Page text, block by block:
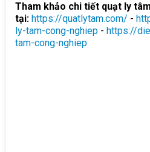
Tham khảo chi tiết quạt ly tâm
tại: https://quatlytam.com/ -
ly-tam-cong-nghiep - https://
tam-cong-nghiep